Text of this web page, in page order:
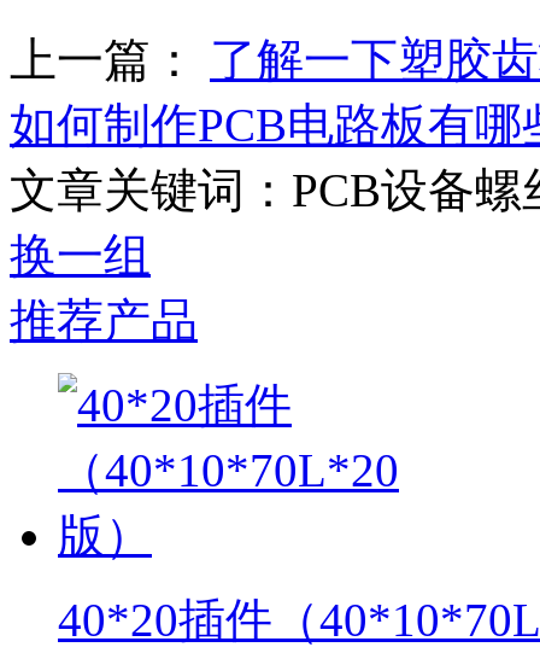
上一篇： 了解一下塑胶
如何制作PCB电路板有哪
文章关键词：PCB设备螺
换一组
推荐产品
40*20插件（